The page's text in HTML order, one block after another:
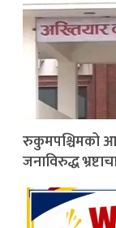
रुकुमपश्चिमको
जनाविरुद्ध